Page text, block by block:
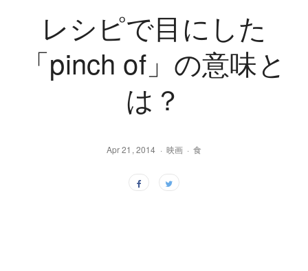
レシピで目にした
「pinch of」の意味と
は？
Apr 21, 2014 映画 食